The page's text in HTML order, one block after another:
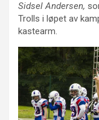
Sidsel Andersen,
Trolls i løpet av
kastearm.